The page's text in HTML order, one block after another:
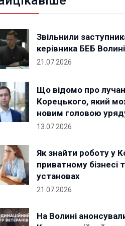
Звільнили
керівника БЕБ
21.07.2026
Що відомо про
Корецького, який
новим головою
13.07.2026
Як знайти роботу у
приватному бізнесі
установах
21.07.2026
На Волині